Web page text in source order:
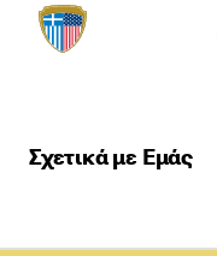
Σχετικά με Εμάς